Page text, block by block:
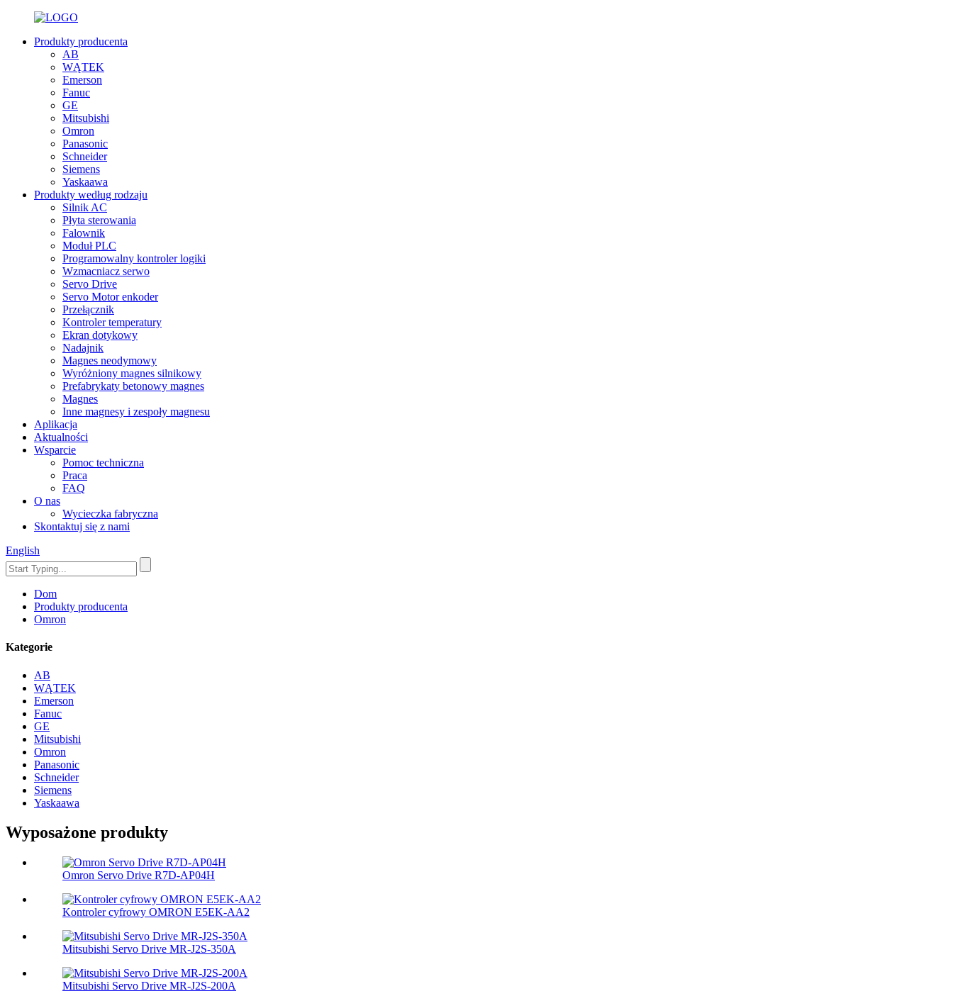
Produkty producenta
AB
WĄTEK
Emerson
Fanuc
GE
Mitsubishi
Omron
Panasonic
Schneider
Siemens
Yaskaawa
Produkty według rodzaju
Silnik AC
Płyta sterowania
Falownik
Moduł PLC
Programowalny kontroler logiki
Wzmacniacz serwo
Servo Drive
Servo Motor enkoder
Przełącznik
Kontroler temperatury
Ekran dotykowy
Nadajnik
Magnes neodymowy
Wyróżniony magnes silnikowy
Prefabrykaty betonowy magnes
Magnes
Inne magnesy i zespoły magnesu
Aplikacja
Aktualności
Wsparcie
Pomoc techniczna
Praca
FAQ
O nas
Wycieczka fabryczna
Skontaktuj się z nami
English
Dom
Produkty producenta
Omron
Kategorie
AB
WĄTEK
Emerson
Fanuc
GE
Mitsubishi
Omron
Panasonic
Schneider
Siemens
Yaskaawa
Wyposażone produkty
Omron Servo Drive R7D-AP04H
Kontroler cyfrowy OMRON E5EK-AA2
Mitsubishi Servo Drive MR-J2S-350A
Mitsubishi Servo Drive MR-J2S-200A